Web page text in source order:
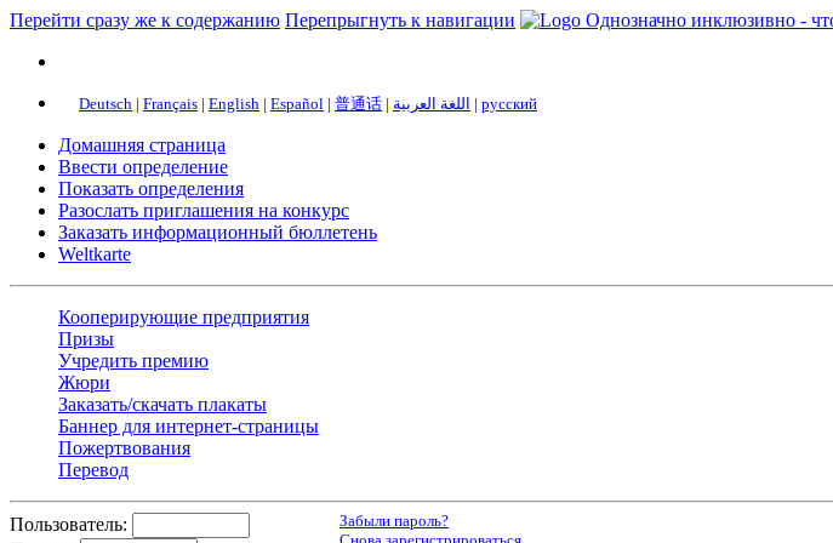
Перейти сразу же к содержанию Перепрыгнуть к навигации
Deutsch | Français | English | Español | 普通话 | اللغة العربية | русский
Домашняя страница
Ввести определение
Показать определения
Разослать приглашения на конкурс
Заказать информационный бюллетень
Weltkarte
Кооперирующие предприятия
Призы
Учредить премию
Жюри
Заказать/скачать плакаты
Баннер для интернет-страницы
Пожертвования
Перевод
Пользователь:
Забыли пароль?